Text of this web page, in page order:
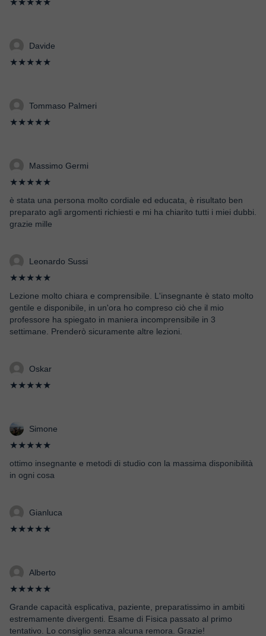
★★★★★
Davide
★★★★★
Tommaso Palmeri
★★★★★
Massimo Germi
★★★★★
è stata una persona molto cordiale ed educata, è risultato ben
preparato agli argomenti richiesti e mi ha chiarito tutti i miei dubbi.
grazie mille
Leonardo Sussi
★★★★★
Lezione molto chiara e comprensibile. L'insegnante è stato molto
gentile e disponibile, in un'ora ho compreso ciò che il mio
professore ha spiegato in maniera incomprensibile in 3
settimane. Prenderò sicuramente altre lezioni.
Oskar
★★★★★
Simone
★★★★★
ottimo insegnante e metodi di studio con la massima disponibilità
in ogni cosa
Gianluca
★★★★★
Alberto
★★★★★
Grande capacità esplicativa, paziente, preparatissimo in ambiti
estremamente divergenti. Esame di Fisica passato al primo
tentativo. Lo consiglio senza alcuna remora. Grazie!